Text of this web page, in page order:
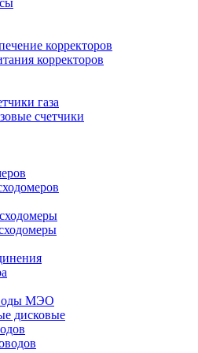
корректоров
корректоров
газа
счетчики
МЭО
дисковые